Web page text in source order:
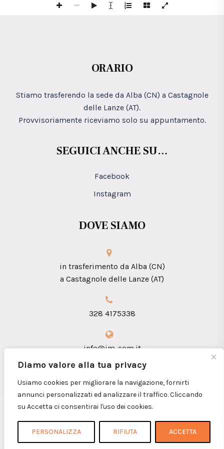
Diamo valore alla tua privacy
Usiamo cookies per migliorare la navigazione, fornirti
annunci personalizzati ed analizzare il traffico. Cliccando
su Accetta ci consentirai l'uso dei cookies.
PERSONALIZZA RIFIUTA ACCETTA
ORARIO
Stiamo trasferendo la sede da Alba (CN) a Castagnole
delle Lanze (AT).
Provvisoriamente riceviamo solo su appuntamento.
SEGUICI ANCHE SU…
Facebook
Instagram
DOVE SIAMO
in trasferimento da Alba (CN)
a Castagnole delle Lanze (AT)
328 4175338
info@im-com.it
Home Chi siamo